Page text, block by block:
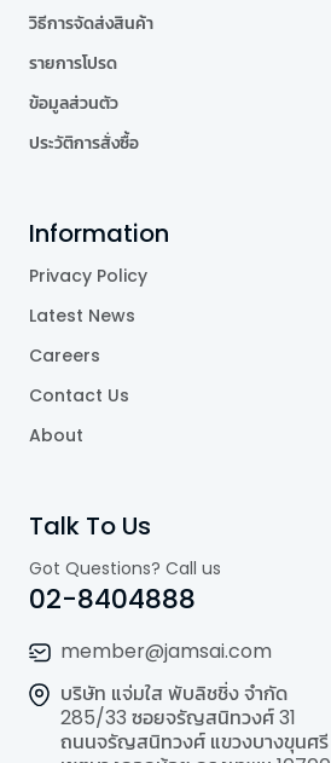
วิธีการจัดส่งสินค้า
รายการโปรด
ข้อมูลส่วนตัว
ประวัติการสั่งซื้อ
Information
Privacy Policy
Latest News
Careers
Contact Us
About
Talk To Us
Got Questions? Call us
02-8404888
member@jamsai.com
บริษัท แจ่มใส พับลิชชิ่ง จำกัด
285/33 ซอยจรัญสนิทวงศ์ 31
ถนนจรัญสนิทวงศ์ แขวงบางขุนศรี